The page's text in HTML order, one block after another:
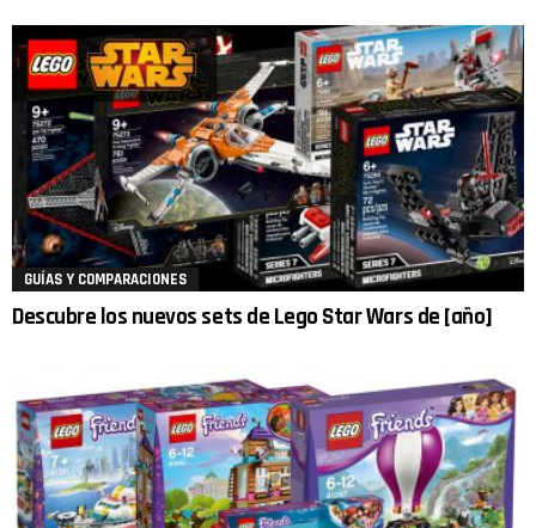
GUÍAS Y COMPARACIONES
Descubre los nuevos sets de Lego Star Wars de [año]